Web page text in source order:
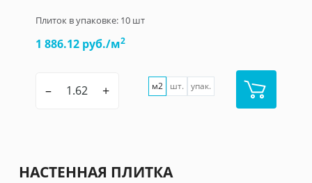
Плиток в упаковке: 10 шт
1 886.12 руб./м2
– + м2 шт. упак.
НАСТЕННАЯ ПЛИТКА